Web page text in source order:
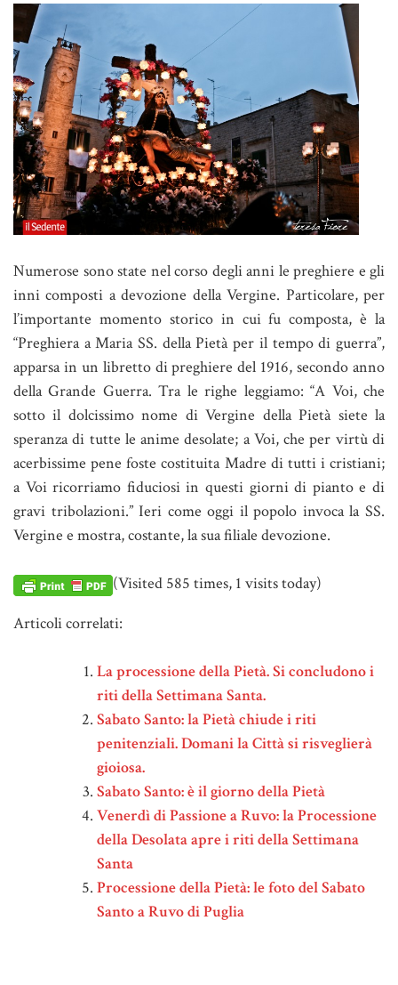
Numerose sono state nel corso degli anni le preghiere e gli
inni composti a devozione della Vergine. Particolare, per
l’importante momento storico in cui fu composta, è la
“Preghiera a Maria SS. della Pietà per il tempo di guerra”,
apparsa in un libretto di preghiere del 1916, secondo anno
della Grande Guerra. Tra le righe leggiamo: “A Voi, che
sotto il dolcissimo nome di Vergine della Pietà siete la
speranza di tutte le anime desolate; a Voi, che per virtù di
acerbissime pene foste costituita Madre di tutti i cristiani;
a Voi ricorriamo fiduciosi in questi giorni di pianto e di
gravi tribolazioni.” Ieri come oggi il popolo invoca la SS.
Vergine e mostra, costante, la sua filiale devozione.
(Visited 585 times, 1 visits today)
Articoli correlati:
La processione della Pietà. Si concludono i
riti della Settimana Santa.
Sabato Santo: la Pietà chiude i riti
penitenziali. Domani la Città si risveglierà
gioiosa.
Sabato Santo: è il giorno della Pietà
Venerdì di Passione a Ruvo: la Processione
della Desolata apre i riti della Settimana
Santa
Processione della Pietà: le foto del Sabato
Santo a Ruvo di Puglia